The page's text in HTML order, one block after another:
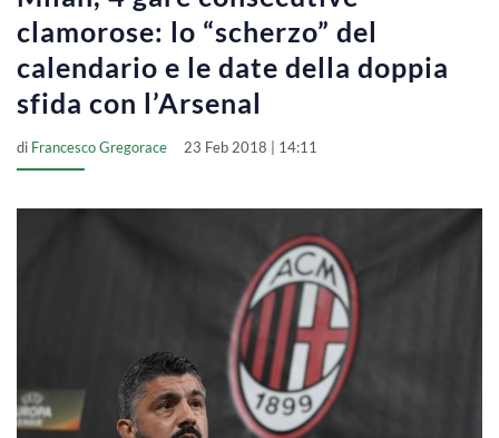
clamorose: lo “scherzo” del
calendario e le date della doppia
sfida con l’Arsenal
di Francesco Gregorace 23 Feb 2018 | 14:11